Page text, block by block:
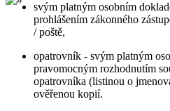
svým platným osobním
prohlášením zákonného
/ poště,
opatrovník - svým platným
pravomocným rozhodnutím
opatrovníka (listinou o
ověřenou kopií.